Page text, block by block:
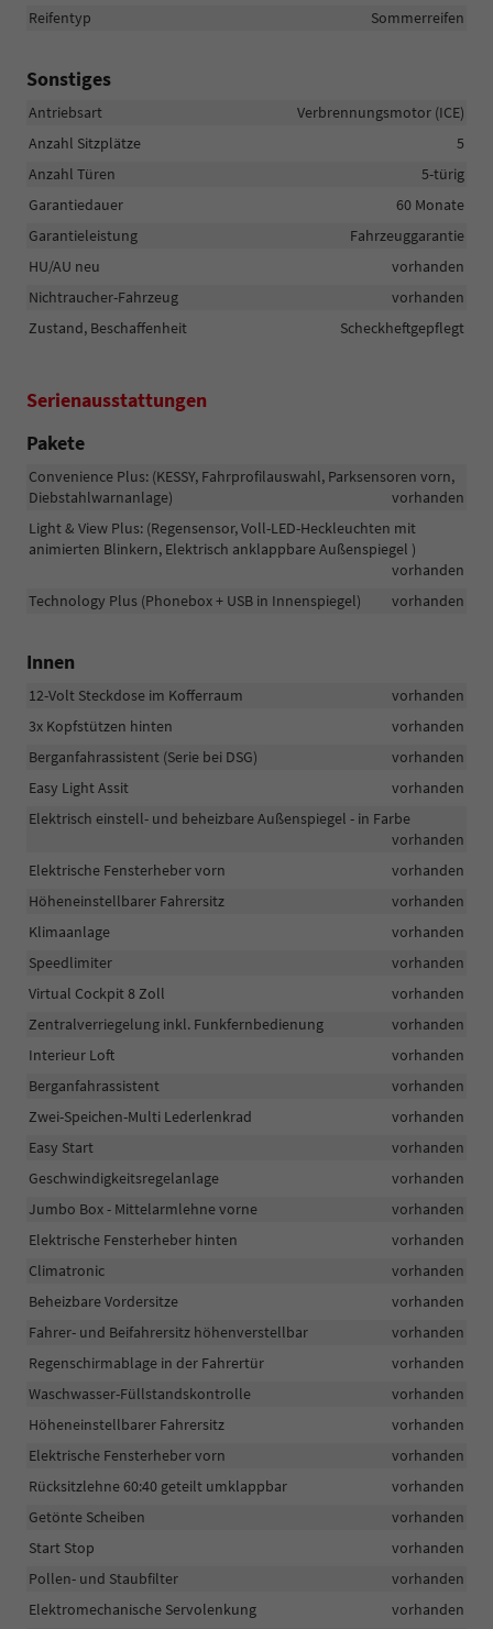
Reifentyp Sommerreifen
Sonstiges
Antriebsart
Verbrennungsmotor (ICE)
Anzahl Sitzplätze
5
Anzahl Türen
5-türig
Garantiedauer
60 Monate
Garantieleistung
Fahrzeuggarantie
HU/AU neu
vorhanden
Nichtraucher-Fahrzeug
vorhanden
Zustand, Beschaffenheit
Scheckheftgepflegt
Serienausstattungen
Pakete
Convenience Plus: (KESSY, Fahrprofilauswahl, Parksensoren vorn,
Diebstahlwarnanlage)
vorhanden
Light & View Plus: (Regensensor, Voll-LED-Heckleuchten mit
animierten Blinkern, Elektrisch anklappbare Außenspiegel )
vorhanden
Technology Plus (Phonebox + USB in Innenspiegel)
vorhanden
Innen
12-Volt Steckdose im Kofferraum
vorhanden
3x Kopfstützen hinten
vorhanden
Berganfahrassistent (Serie bei DSG)
vorhanden
Easy Light Assit
vorhanden
Elektrisch einstell- und beheizbare Außenspiegel - in Farbe
vorhanden
Elektrische Fensterheber vorn
vorhanden
Höheneinstellbarer Fahrersitz
vorhanden
Klimaanlage
vorhanden
Speedlimiter
vorhanden
Virtual Cockpit 8 Zoll
vorhanden
Zentralverriegelung inkl. Funkfernbedienung
vorhanden
Interieur Loft
vorhanden
Berganfahrassistent
vorhanden
Zwei-Speichen-Multi Lederlenkrad
vorhanden
Easy Start
vorhanden
Geschwindigkeitsregelanlage
vorhanden
Jumbo Box - Mittelarmlehne vorne
vorhanden
Elektrische Fensterheber hinten
vorhanden
Climatronic
vorhanden
Beheizbare Vordersitze
vorhanden
Fahrer- und Beifahrersitz höhenverstellbar
vorhanden
Regenschirmablage in der Fahrertür
vorhanden
Waschwasser-Füllstandskontrolle
vorhanden
Höheneinstellbarer Fahrersitz
vorhanden
Elektrische Fensterheber vorn
vorhanden
Rücksitzlehne 60:40 geteilt umklappbar
vorhanden
Getönte Scheiben
vorhanden
Start Stop
vorhanden
Pollen- und Staubfilter
vorhanden
Elektromechanische Servolenkung
vorhanden